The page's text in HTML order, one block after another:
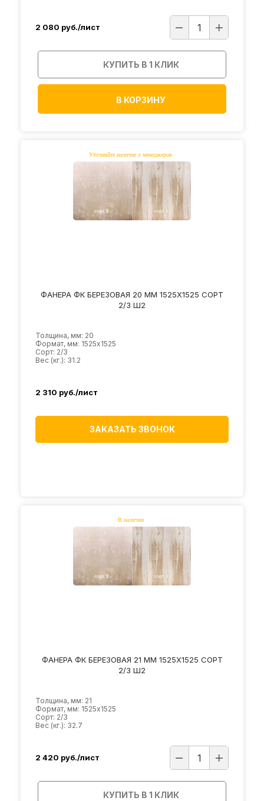
2 080 руб./лист
КУПИТЬ В 1 КЛИК
В КОРЗИНУ
ФАНЕРА ФК БЕРЕЗОВАЯ 20 ММ 1525Х1525 СОРТ
2/3 Ш2
Толщина, мм: 20
Формат, мм: 1525х1525
Сорт: 2/3
Вес (кг.): 31.2
2 310 руб./лист
ЗАКАЗАТЬ ЗВОНОК
ФАНЕРА ФК БЕРЕЗОВАЯ 21 ММ 1525Х1525 СОРТ
2/3 Ш2
Толщина, мм: 21
Формат, мм: 1525х1525
Сорт: 2/3
Вес (кг.): 32.7
2 420 руб./лист
КУПИТЬ В 1 КЛИК